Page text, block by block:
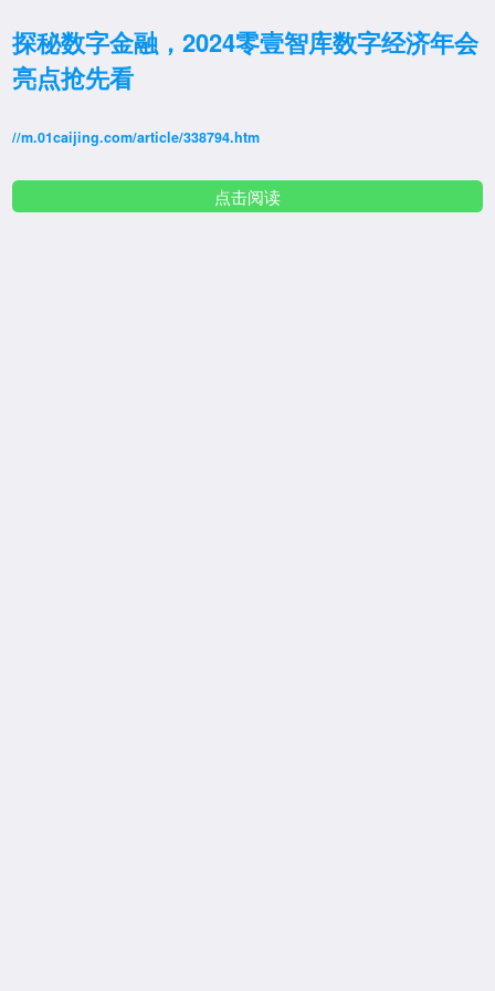
探秘数字金融，2024零壹智库数字经济年会
亮点抢先看
//m.01caijing.com/article/338794.htm
点击阅读